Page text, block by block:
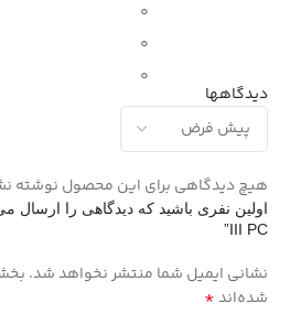
0
0
0
دیدگاهها
هیچ دیدگاهی برای این محصول نوشته
III PC”
نشانی ایمیل شما منتشر نخواهد شد.
شده‌اند*